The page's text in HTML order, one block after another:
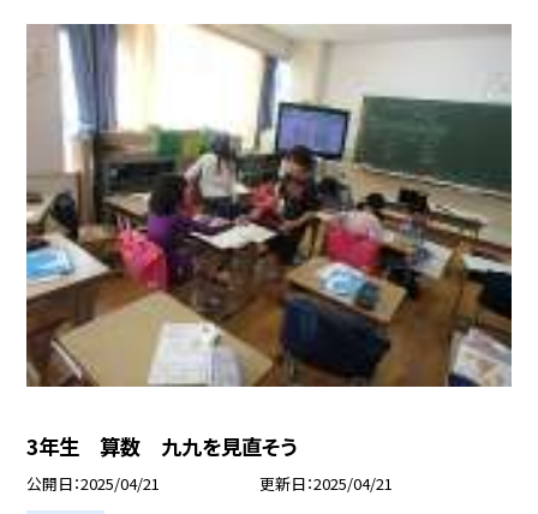
3年生 算数 九九を見直そう
公開日 2025/04/21 更新日 2025/04/21